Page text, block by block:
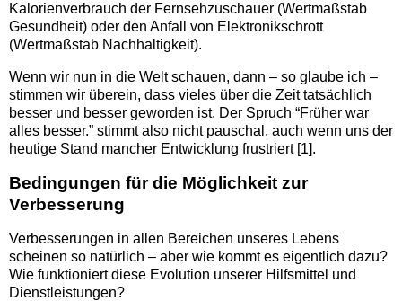
Kalorienverbrauch der Fernsehzuschauer (Wertmaßstab
Gesundheit) oder den Anfall von Elektronikschrott
(Wertmaßstab Nachhaltigkeit).
Wenn wir nun in die Welt schauen, dann – so glaube ich –
stimmen wir überein, dass vieles über die Zeit tatsächlich
besser und besser geworden ist. Der Spruch “Früher war
alles besser.” stimmt also nicht pauschal, auch wenn uns der
heutige Stand mancher Entwicklung frustriert [1].
Bedingungen für die Möglichkeit zur
Verbesserung
Verbesserungen in allen Bereichen unseres Lebens
scheinen so natürlich – aber wie kommt es eigentlich dazu?
Wie funktioniert diese Evolution unserer Hilfsmittel und
Dienstleistungen?